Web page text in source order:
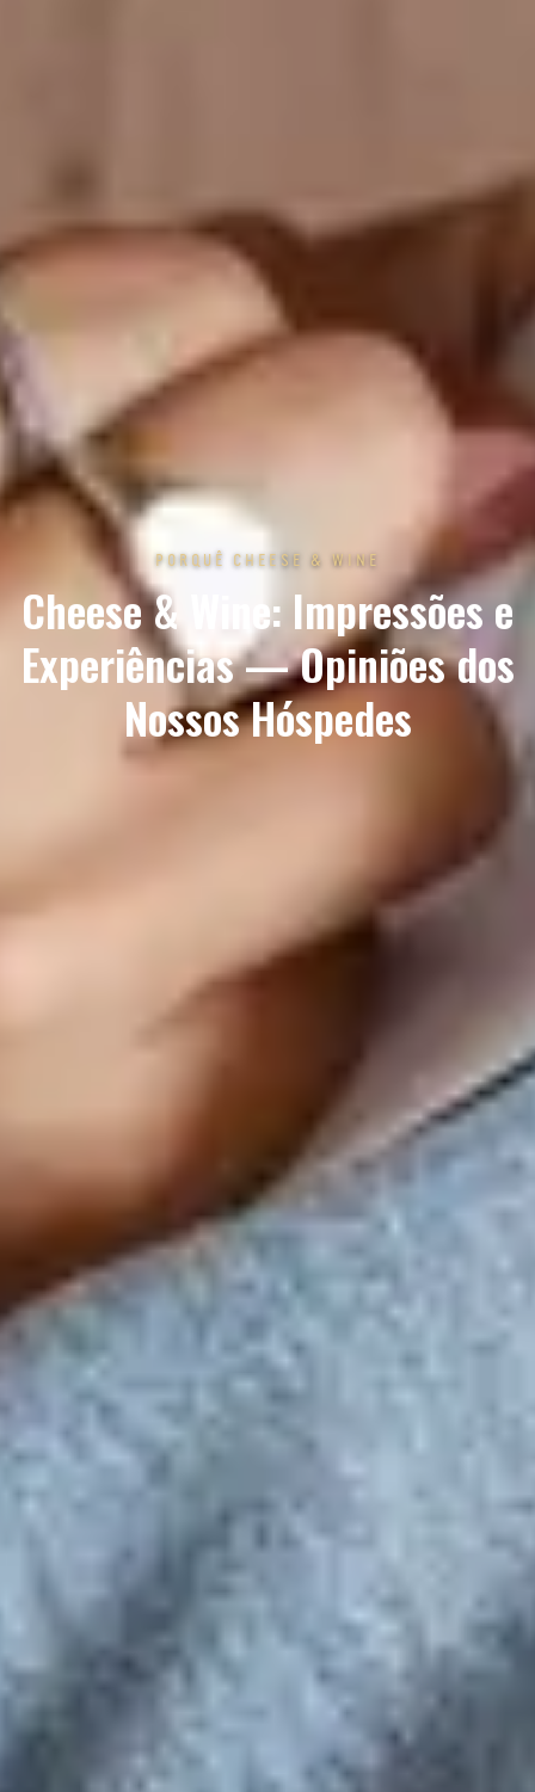
PORQUÊ CHEESE & WINE
Cheese & Wine: Impressões e
Experiências — Opiniões dos
Nossos Hóspedes